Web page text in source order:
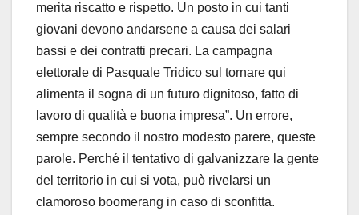
merita riscatto e rispetto. Un posto in cui tanti
giovani devono andarsene a causa dei salari
bassi e dei contratti precari. La campagna
elettorale di Pasquale Tridico sul tornare qui
alimenta il sogna di un futuro dignitoso, fatto di
lavoro di qualità e buona impresa”. Un errore,
sempre secondo il nostro modesto parere, queste
parole. Perché il tentativo di galvanizzare la gente
del territorio in cui si vota, può rivelarsi un
clamoroso boomerang in caso di sconfitta.